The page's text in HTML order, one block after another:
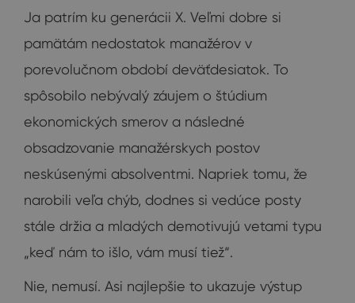
Ja patrím ku generácii X. Veľmi dobre si
pamätám nedostatok manažérov v
porevolučnom období deväťdesiatok. To
spôsobilo nebývalý záujem o štúdium
ekonomických smerov a následné
obsadzovanie manažérskych postov
neskúsenými absolventmi. Napriek tomu, že
narobili veľa chýb, dodnes si vedúce posty
stále držia a mladých demotivujú vetami typu
„keď nám to išlo, vám musí tiež“.
Nie, nemusí. Asi najlepšie to ukazuje výstup